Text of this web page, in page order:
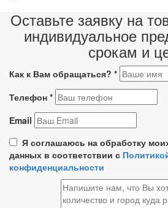
Оставьте заявку на
индивидуальное
срокам и
Как к Вам обращаться? *
Телефон *
Email
Я соглашаюсь на обработку
данных в соответствии с
конфиденциальности